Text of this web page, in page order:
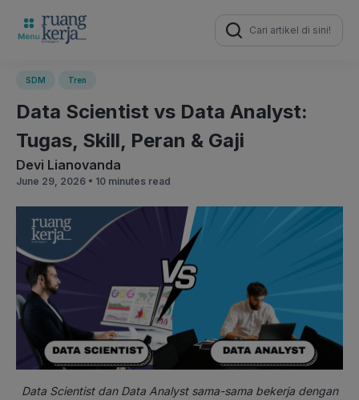
Search
for:
SDM Tren
Data Scientist vs Data Analyst:
Tugas, Skill, Peran & Gaji
Devi Lianovanda
June 29, 2026 • 10 minutes read
Data Scientist dan Data Analyst sama-sama bekerja dengan